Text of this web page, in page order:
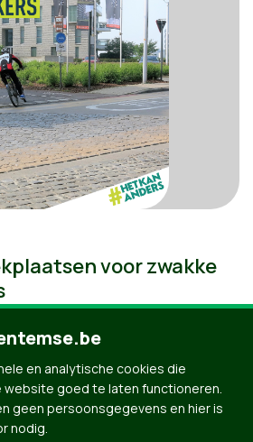
voor zwakke
en analytische cookies die
website goed te laten functioneren.
geen persoonsgegevens en hier is
nodig.